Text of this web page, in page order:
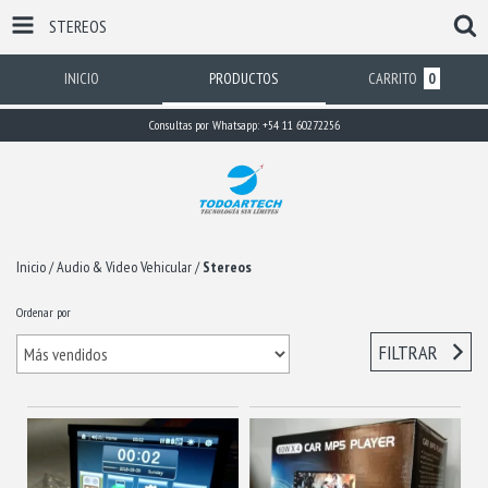
STEREOS
INICIO PRODUCTOS CARRITO 0
Consultas por Whatsapp: +54 11 60272256
Inicio/Audio & Video Vehicular/ Stereos
Ordenar por
FILTRAR